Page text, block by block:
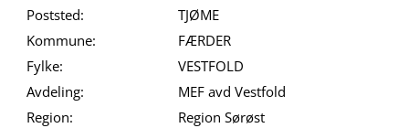
Poststed:
TJØME
Kommune:
FÆRDER
Fylke:
VESTFOLD
Avdeling:
MEF avd Vestfold
Region:
Region Sørøst